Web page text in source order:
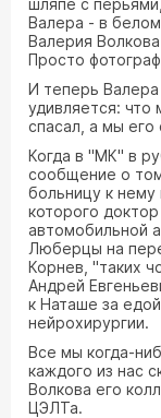
шляпе с
Валера - в
Валерия
Просто
И теперь Валера
удивляется:
спасал, а мы его
Когда в "МК" в
сообщение о
больницу к нему
которого
автомобильной
Люберцы на
Корнев, "таких
Андрей
к Наташе за
нейрохирургии.
Все мы когда-
каждого из нас
Волкова его
ЦЭЛТа.